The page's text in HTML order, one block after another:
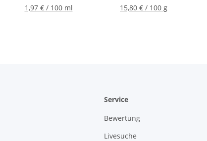
1,97 € / 100 ml
Flasche
15,80 € / 100 g
Service
Bewertung
Livesuche